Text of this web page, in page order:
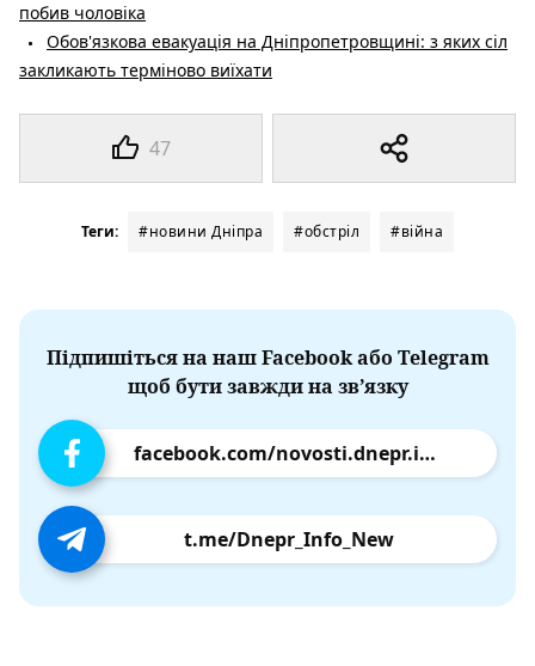
47
побив чоловіка
Обов'язкова евакуація на Дніпропетровщині: з яких сіл
закликають терміново виїхати
Теги: #новини Дніпра #обстріл #війна
Підпишіться на наш Facebook або Telegram
щоб бути завжди на зв’язку
facebook.com/novosti.dnepr.info
t.me/Dnepr_Info_New